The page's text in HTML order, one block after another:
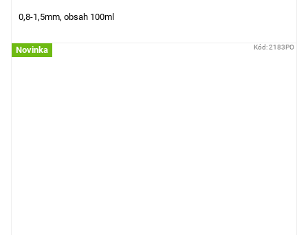
0,8-1,5mm, obsah 100ml
Novinka Kód:2183PO